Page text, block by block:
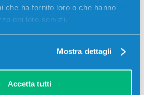
che ha fornito loro o che hanno
dei loro servizi.
Mostra dettagli
Accetta tutti
Hp C9374A 72
Hp C9374A 72 GRIGIO 130 ml per
T1100, Hp DESIGNJET T1100